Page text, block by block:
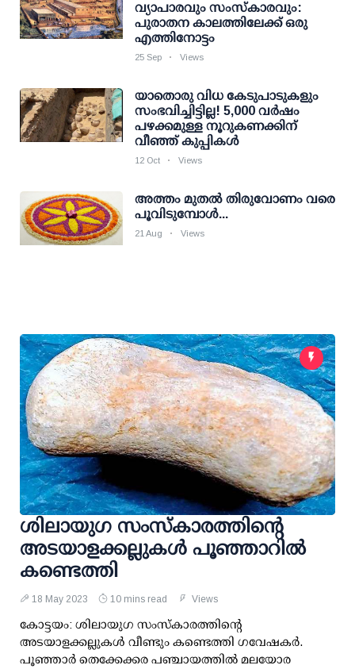
വ്യാപാരവും സംസ്കാരവും:
പുരാതന കാലത്തിലേക്ക് ഒരു
എത്തിനോട്ടം
25 Sep Views
യാതൊരു വിധ കേടുപാടുകളും
സംഭവിച്ചിട്ടില്ല! 5,000 വര്‍ഷം
പഴക്കമുള്ള നൂറുകണക്കിന്
വീഞ്ഞ് കുപ്പികള്‍
12 Oct Views
അത്തം മുതല്‍ തിരുവോണം വരെ
പൂവിടുമ്പോള്‍...
21 Aug Views
ശിലായുഗ സംസ്‌കാരത്തിന്റെ
അടയാളക്കല്ലുകള്‍ പൂഞ്ഞാറില്‍
കണ്ടെത്തി
18 May 2023 10 mins read Views
കോട്ടയം: ശിലായുഗ സംസ്‌കാരത്തിന്റെ
അടയാളക്കല്ലുകള്‍ വീണ്ടും കണ്ടെത്തി ഗവേഷകര്‍.
പൂഞ്ഞാര്‍ തെക്കേക്കര പഞ്ചായത്തില്‍ മലയോര